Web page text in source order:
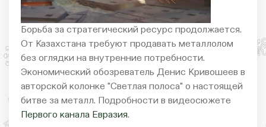
Борьба за стратегический ресурс продолжается.
От Казахстана требуют продавать металлолом
без оглядки на внутренние потребности.
Экономический обозреватель Денис Кривошеев в
авторской колонке "Светлая полоса" о настоящей
битве за металл. Подробности в видеосюжете
Первого канала Евразия.